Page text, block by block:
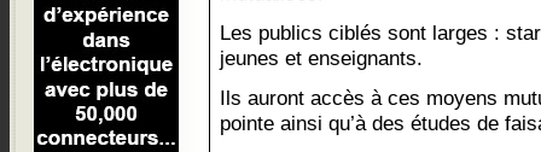
Les publics ciblés sont larges :
jeunes et enseignants.
Ils auront accès à ces moyens
pointe ainsi qu’à des études de